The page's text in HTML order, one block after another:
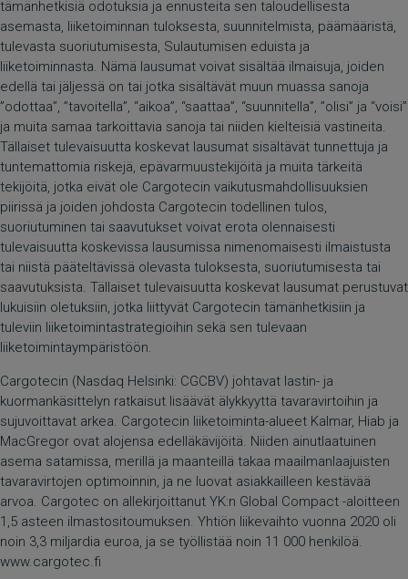
tämänhetkisiä odotuksia ja ennusteita sen taloudellisesta
asemasta, liiketoiminnan tuloksesta, suunnitelmista, päämääristä,
tulevasta suoriutumisesta, Sulautumisen eduista ja
liiketoiminnasta. Nämä lausumat voivat sisältää ilmaisuja, joiden
edellä tai jäljessä on tai jotka sisältävät muun muassa sanoja
”odottaa”, ”tavoitella”, “aikoa”, “saattaa”, “suunnitella”, ”olisi” ja “voisi”
ja muita samaa tarkoittavia sanoja tai niiden kielteisiä vastineita.
Tällaiset tulevaisuutta koskevat lausumat sisältävät tunnettuja ja
tuntemattomia riskejä, epävarmuustekijöitä ja muita tärkeitä
tekijöitä, jotka eivät ole Cargotecin vaikutusmahdollisuuksien
piirissä ja joiden johdosta Cargotecin todellinen tulos,
suoriutuminen tai saavutukset voivat erota olennaisesti
tulevaisuutta koskevissa lausumissa nimenomaisesti ilmaistusta
tai niistä pääteltävissä olevasta tuloksesta, suoriutumisesta tai
saavutuksista. Tällaiset tulevaisuutta koskevat lausumat perustuvat
lukuisiin oletuksiin, jotka liittyvät Cargotecin tämänhetkisiin ja
tuleviin liiketoimintastrategioihin sekä sen tulevaan
liiketoimintaympäristöön.
Cargotecin (Nasdaq Helsinki: CGCBV) johtavat lastin- ja
kuormankäsittelyn ratkaisut lisäävät älykkyyttä tavaravirtoihin ja
sujuvoittavat arkea. Cargotecin liiketoiminta-alueet Kalmar, Hiab ja
MacGregor ovat alojensa edelläkävijöitä. Niiden ainutlaatuinen
asema satamissa, merillä ja maanteillä takaa maailmanlaajuisten
tavaravirtojen optimoinnin, ja ne luovat asiakkailleen kestävää
arvoa. Cargotec on allekirjoittanut YK:n Global Compact -aloitteen
1,5 asteen ilmastositoumuksen. Yhtiön liikevaihto vuonna 2020 oli
noin 3,3 miljardia euroa, ja se työllistää noin 11 000 henkilöä.
www.cargotec.fi